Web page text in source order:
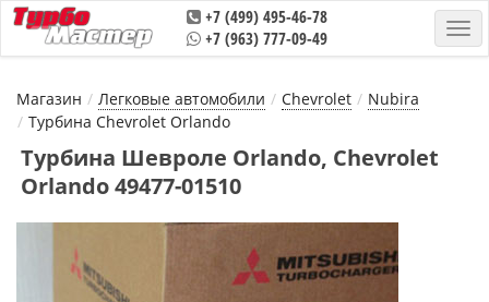
+7 (499) 495-46-78
+7 (963) 777-09-49
Магазин Легковые автомобили Chevrolet
Nubira
Турбина Chevrolet Orlando
Турбина Шевроле Orlando, Chevrolet
Orlando 49477-01510